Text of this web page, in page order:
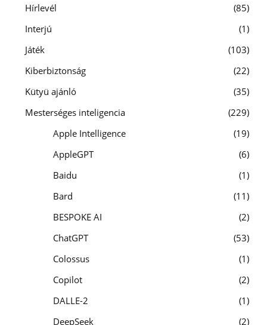
Hírlevél
85
Interjú
1
Játék
103
Kiberbiztonság
22
Kütyü ajánló
35
Mesterséges inteligencia
229
Apple Intelligence
19
AppleGPT
6
Baidu
1
Bard
11
BESPOKE AI
2
ChatGPT
53
Colossus
1
Copilot
2
DALLE-2
1
DeepSeek
2